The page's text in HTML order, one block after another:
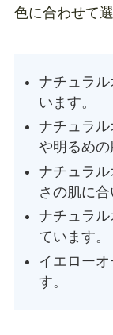
色に合わせて
ナチュラ
います。
ナチュラ
や明るめの
ナチュラ
さの肌に合
ナチュラ
ています。
イエロー
す。